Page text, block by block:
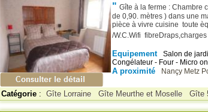
" Gîte à la ferme : Chambre
de 0,90. mètres ) dans une
pièce à vivre cuisine toute
/W.C.Wifi
Equipement
Salon de
Congélateur - Four - Micro
A proximité Nançy Metz
Catégorie : Gîte Lorraine Gîte Meurthe et Moselle Gîte